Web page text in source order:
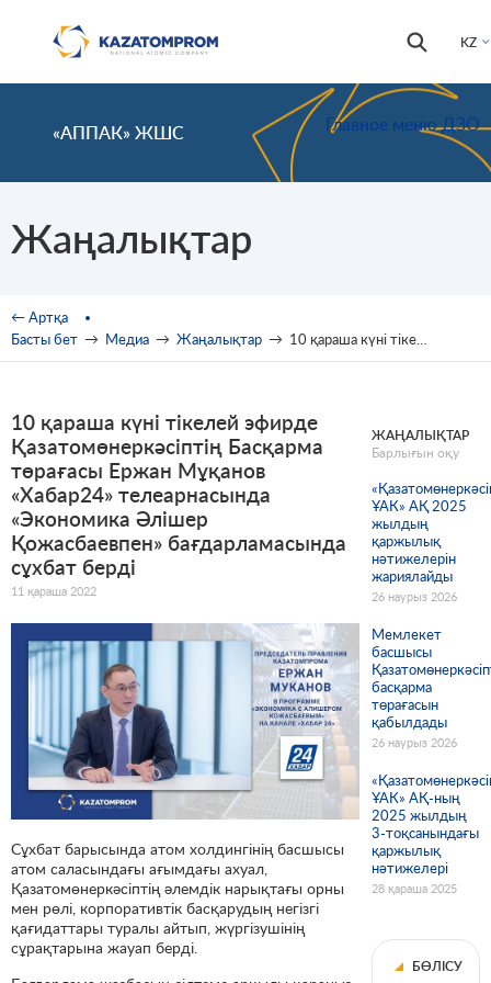
KZ
Іздестіру
«АППАК» ЖШС Главное меню ДЗО
Жаңалықтар
You are here
← Артқа
Басты бет → Медиа → Жаңалықтар → 10 қараша күні тікелей эфирде Қазатомөнеркәсіптің Басқарма төрағасы Ержан Мұқанов «Хабар24» телеарнасында «Экономика Әлішер Қожасбаевпен» бағдарламасында сұхбат берді
10 қараша күні тікелей эфирде
Қазатомөнеркәсіптің Басқарма
төрағасы Ержан Мұқанов
«Хабар24» телеарнасында
«Экономика Әлішер
Қожасбаевпен» бағдарламасында
сұхбат берді
11 қараша 2022
Сұхбат барысында атом холдингінің басшысы
атом саласындағы ағымдағы ахуал,
Қазатомөнеркәсіптің әлемдік нарықтағы орны
мен рөлі, корпоративтік басқарудың негізгі
қағидаттары туралы айтып, жүргізушінің
сұрақтарына жауап берді.
ЖАҢАЛЫҚТАР
Барлығын оқу
ҰАК» АҚ 2025
жылдың
қаржылық
нәтижелерін
жариялайды
26 наурыз 2026
Мемлекет
басшысы
басқарма
төрағасын
қабылдады
26 наурыз 2026
ҰАК» АҚ-ның
2025 жылдың
3-тоқсанындағы
қаржылық
нәтижелері
28 қараша 2025
БӨЛІСУ